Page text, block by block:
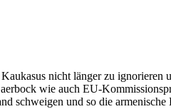
nicht länger zu
wie auch EU-
schweigen und so die